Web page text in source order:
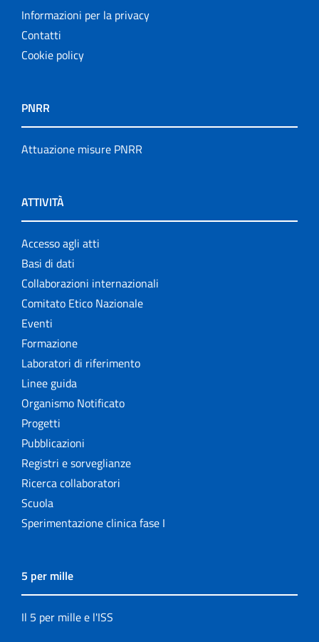
Informazioni per la privacy
Contatti
Cookie policy
PNRR
Attuazione misure PNRR
ATTIVITÀ
Accesso agli atti
Basi di dati
Collaborazioni internazionali
Comitato Etico Nazionale
Eventi
Formazione
Laboratori di riferimento
Linee guida
Organismo Notificato
Progetti
Pubblicazioni
Registri e sorveglianze
Ricerca collaboratori
Scuola
Sperimentazione clinica fase I
5 per mille
Il 5 per mille e l'ISS